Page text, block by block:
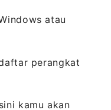
atau
perangkat
kamu akan